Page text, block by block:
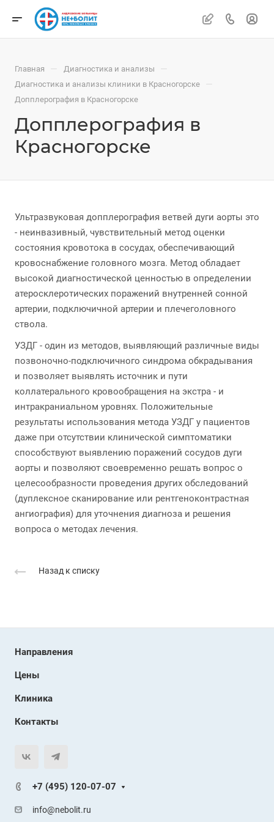
Главная — Диагностика и анализы —
Диагностика и анализы клиники в Красногорске —
Допплерография в Красногорске
Допплерография в
Красногорске
Ультразвуковая допплерография ветвей дуги аорты это
- неинвазивный, чувствительный метод оценки
состояния кровотока в сосудах, обеспечивающий
кровоснабжение головного мозга. Метод обладает
высокой диагностической ценностью в определении
атеросклеротических поражений внутренней сонной
артерии, подключичной артерии и плечеголовного
ствола.
УЗДГ - один из методов, выявляющий различные виды
позвоночно-подключичного синдрома обкрадывания
и позволяет выявлять источник и пути
коллатерального кровообращения на экстра - и
интракраниальном уровнях. Положительные
результаты использования метода УЗДГ у пациентов
даже при отсутствии клинической симптоматики
способствуют выявлению поражений сосудов дуги
аорты и позволяют своевременно решать вопрос о
целесообразности проведения других обследований
(дуплексное сканирование или рентгеноконтрастная
ангиография) для уточнения диагноза и решения
вопроса о методах лечения.
Назад к списку
Направления
Цены
Клиника
Контакты
+7 (495) 120-07-07
info@nebolit.ru